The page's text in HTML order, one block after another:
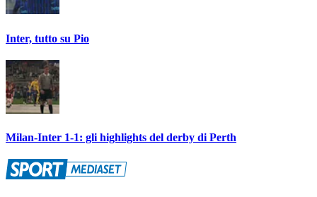
Inter, tutto su Pio
Milan-Inter 1-1: gli highlights del derby di Perth